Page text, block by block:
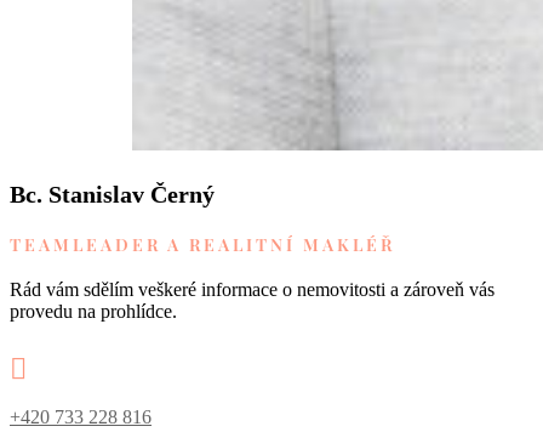
Bc. Stanislav Černý
TEAMLEADER A REALITNÍ MAKLÉŘ
Rád vám sdělím veškeré informace o nemovitosti a zároveň vás
provedu na prohlídce.

+420 733 228 816